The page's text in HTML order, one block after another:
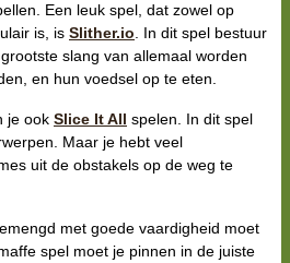
Een leuk spel, dat zowel op
is, is Slither.io. In dit spel bestuur
slang van allemaal worden
en hun voedsel op te eten.
je ook Slice It All spelen. In dit spel
Maar je hebt veel
uit de obstakels op de weg te
met goede vaardigheid moet
spel moet je pinnen in de juiste